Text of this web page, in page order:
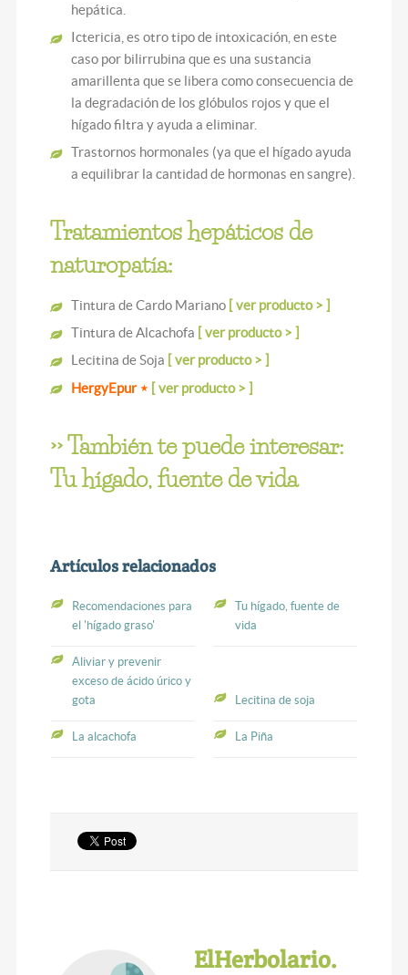
hepática.
Ictericia, es otro tipo de intoxicación, en este
caso por bilirrubina que es una sustancia
amarillenta que se libera como consecuencia de
la degradación de los glóbulos rojos y que el
hígado filtra y ayuda a eliminar.
Trastornos hormonales (ya que el hígado ayuda
a equilibrar la cantidad de hormonas en sangre).
Tratamientos hepáticos de
naturopatía:
Tintura de Cardo Mariano [ ver producto > ]
Tintura de Alcachofa [ ver producto > ]
Lecitina de Soja [ ver producto > ]
HergyEpur⋆ [ ver producto > ]
>> También te puede interesar:
Tu hígado, fuente de vida
Artículos relacionados
Recomendaciones para
el 'hígado graso'
Tu hígado, fuente de
vida
Aliviar y prevenir
exceso de ácido úrico y
gota
Lecitina de soja
La alcachofa La Piña
ElHerbolario.